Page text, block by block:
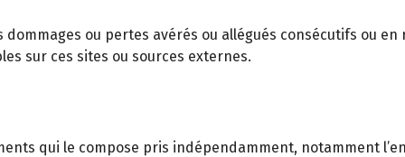
ou pertes avérés ou allégués consécutifs ou
sur ces sites ou sources externes.
qui le compose pris indépendamment, notamment